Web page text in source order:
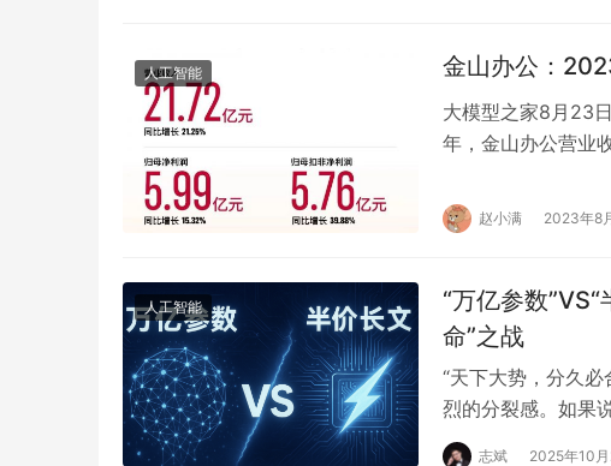
人工智能 金山办公：
大模型之家8月23
年，金山办公营业
赵小满 2023年8
人工智能
“万亿参数
命”之战
“天下大势，分久
烈的分裂感。如果
“Scaling Law”（规
志斌 2025年10